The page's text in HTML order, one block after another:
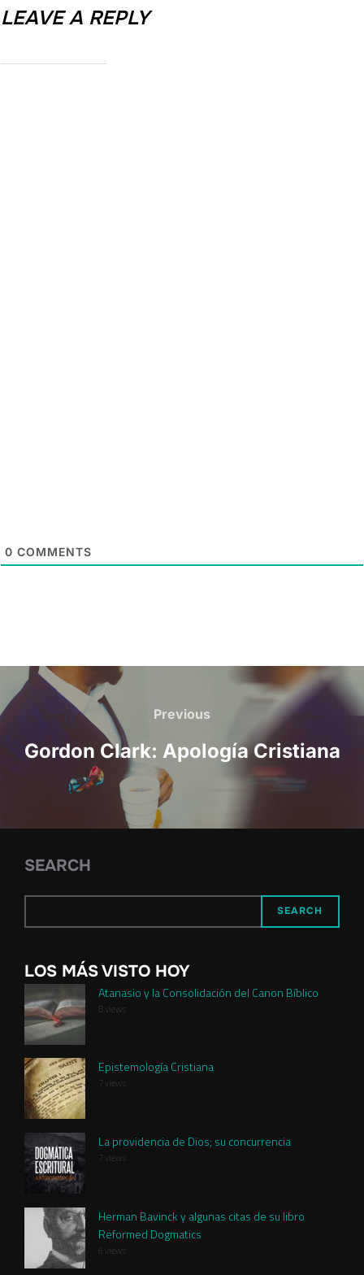
LEAVE A REPLY
0 COMMENTS
Post
navigation
Previous
Previous
Gordon Clark: Apología Cristiana
SEARCH
SEARCH
LOS MÁS VISTO HOY
Atanasio y la Consolidación del Canon Bíblico
8 views
Epistemología Cristiana
7 views
La providencia de Dios; su concurrencia
7 views
Herman Bavinck y algunas citas de su libro
Reformed Dogmatics
6 views